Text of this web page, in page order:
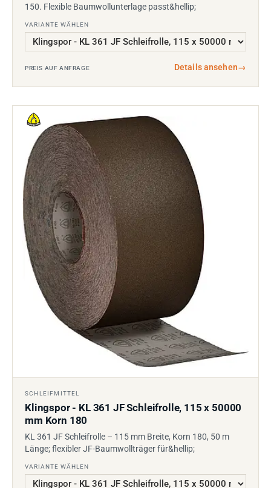
150. Flexible Baumwollunterlage passt&hellip;
VARIANTE WÄHLEN
PREIS AUF ANFRAGE Details ansehen→
SCHLEIFMITTEL
Klingspor - KL 361 JF Schleifrolle, 115 x 50000
mm Korn 180
KL 361 JF Schleifrolle – 115 mm Breite, Korn 180, 50 m
Länge; flexibler JF-Baumwollträger für&hellip;
VARIANTE WÄHLEN